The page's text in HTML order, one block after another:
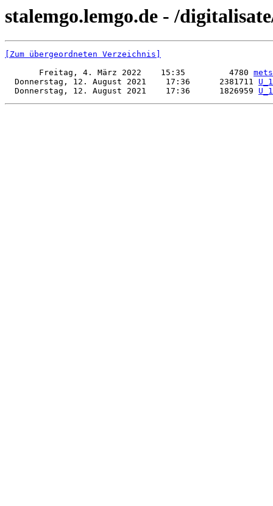
stalemgo.lemgo.de - /
[Zum übergeordneten Verzeichnis]
       Freitag, 4. März 2022    15:35         4780
  Donnerstag, 12. August 2021    17:36      2381711
  Donnerstag, 12. August 2021    17:36      1826959